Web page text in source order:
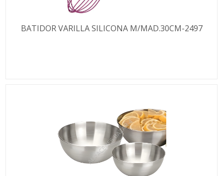
BATIDOR VARILLA SILICONA M/MAD.30CM-2497